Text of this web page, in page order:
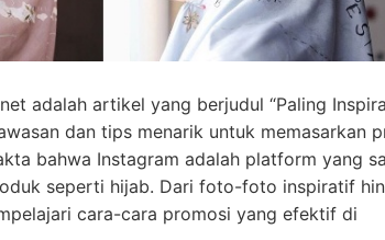
adalah artikel yang berjudul “Paling
dan tips menarik untuk memasarkan
bahwa Instagram adalah platform yang
seperti hijab. Dari foto-foto inspiratif
cara-cara promosi yang efektif di